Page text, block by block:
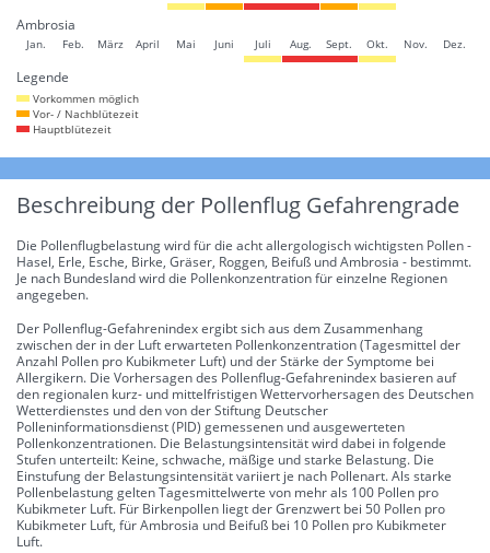
Ambrosia
Jan. Feb. März April Mai Juni Juli Aug. Sept. Okt. Nov. Dez.
Legende
Vorkommen möglich
Vor- / Nachblütezeit
Hauptblütezeit
Beschreibung der Pollenflug Gefahrengrade
Die Pollenflugbelastung wird für die acht allergologisch wichtigsten Pollen -
Hasel, Erle, Esche, Birke, Gräser, Roggen, Beifuß und Ambrosia - bestimmt.
Je nach Bundesland wird die Pollenkonzentration für einzelne Regionen
angegeben.
Der Pollenflug-Gefahrenindex ergibt sich aus dem Zusammenhang
zwischen der in der Luft erwarteten Pollenkonzentration (Tagesmittel der
Anzahl Pollen pro Kubikmeter Luft) und der Stärke der Symptome bei
Allergikern. Die Vorhersagen des Pollenflug-Gefahrenindex basieren auf
den regionalen kurz- und mittelfristigen Wettervorhersagen des Deutschen
Wetterdienstes und den von der Stiftung Deutscher
Polleninformationsdienst (PID) gemessenen und ausgewerteten
Pollenkonzentrationen. Die Belastungsintensität wird dabei in folgende
Stufen unterteilt: Keine, schwache, mäßige und starke Belastung. Die
Einstufung der Belastungsintensität variiert je nach Pollenart. Als starke
Pollenbelastung gelten Tagesmittelwerte von mehr als 100 Pollen pro
Kubikmeter Luft. Für Birkenpollen liegt der Grenzwert bei 50 Pollen pro
Kubikmeter Luft, für Ambrosia und Beifuß bei 10 Pollen pro Kubikmeter
Luft.